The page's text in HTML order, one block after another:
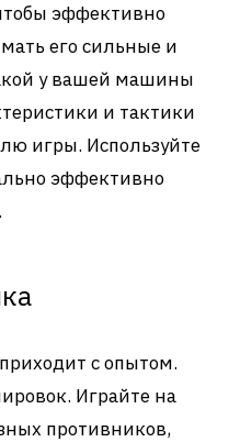
эффективно
его сильные и
у вашей машины
и тактики
игры. Используйте
эффективно
с опытом.
Играйте на
противников,